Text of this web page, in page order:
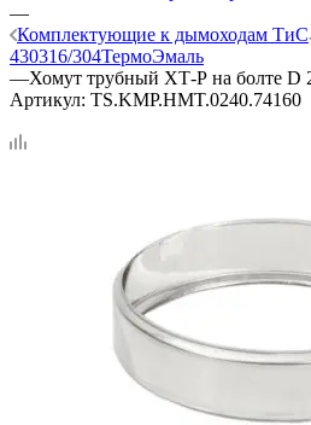
—
Комплектующие к дымоходам ТиС
430316/304ТермоЭмаль
—Хомут трубный ХТ-Р на болте
Артикул: TS.KMP.HMT.0240.74160